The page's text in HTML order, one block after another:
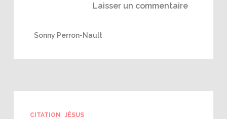
Laisser un commentaire
Sonny Perron-Nault
CITATION JÉSUS